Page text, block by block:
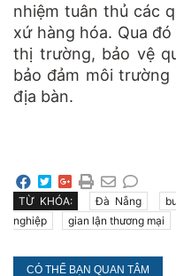
nhiệm tuân thủ các
xứ hàng hóa. Qua
thị trường, bảo vệ
bảo đảm môi
địa bàn.
TỪ KHÓA: Đà Nẵng
nghiệp
gian lận thương mại
CÓ THỂ BẠN QUAN TÂM